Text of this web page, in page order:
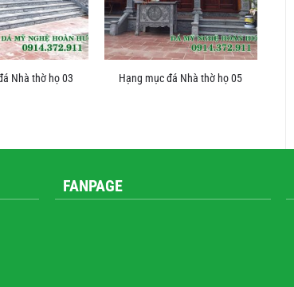
Nhà thờ họ 03 Hạng mục đá Nhà thờ họ 05
FANPAGE